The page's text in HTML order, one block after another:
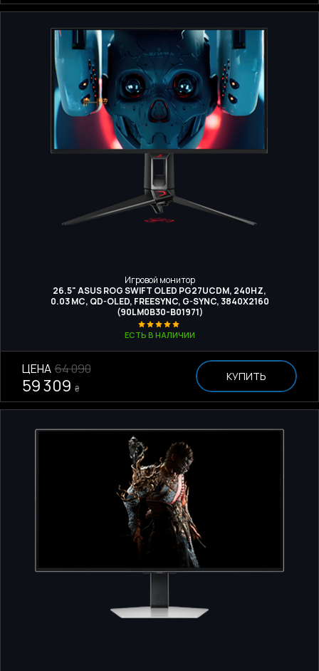
Игровой монитор
26.5" ASUS ROG SWIFT OLED PG27UCDM, 240HZ,
0.03 МС, QD-OLED, FREESYNC, G-SYNC, 3840X2160
(90LM0B30-B01971)
ЕСТЬ В НАЛИЧИИ
ЦЕНА 64 090
59 309 ₴
КУПИТЬ